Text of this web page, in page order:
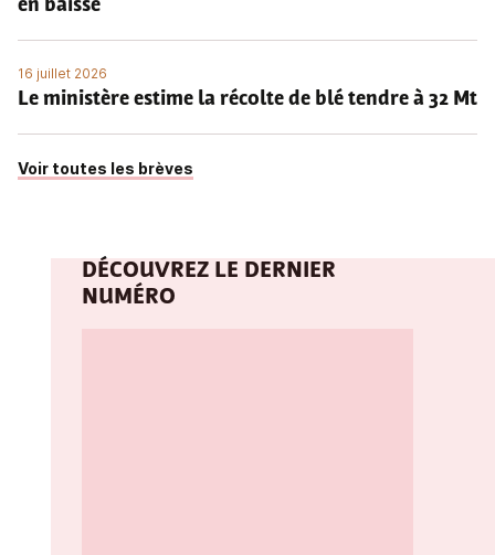
en baisse
16 juillet 2026
Le ministère estime la récolte de blé tendre à 32 Mt
Voir toutes les brèves
DÉCOUVREZ LE DERNIER
NUMÉRO